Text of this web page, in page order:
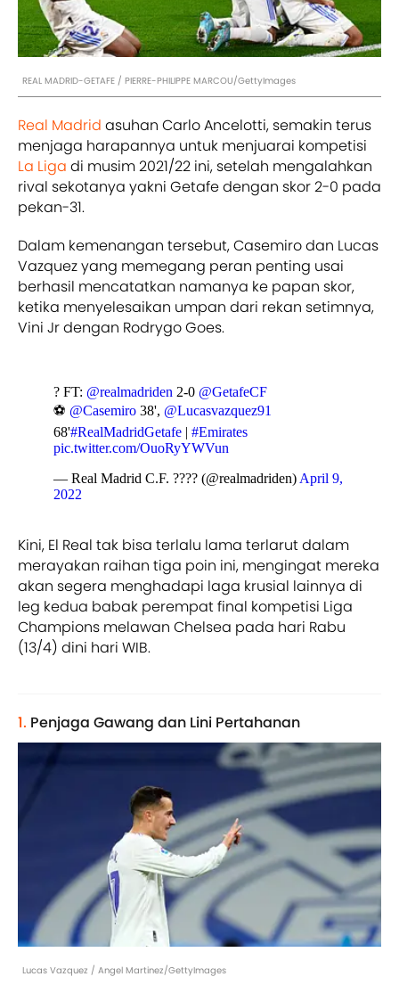
REAL MADRID-GETAFE / PIERRE-PHILIPPE MARCOU/GettyImages
Real Madrid asuhan Carlo Ancelotti, semakin terus
menjaga harapannya untuk menjuarai kompetisi
La Liga di musim 2021/22 ini, setelah mengalahkan
rival sekotanya yakni Getafe dengan skor 2-0 pada
pekan-31.
Dalam kemenangan tersebut, Casemiro dan Lucas
Vazquez yang memegang peran penting usai
berhasil mencatatkan namanya ke papan skor,
ketika menyelesaikan umpan dari rekan setimnya,
Vini Jr dengan Rodrygo Goes.
? FT: @realmadriden 2-0 @GetafeCF
⚽ @Casemiro 38', @Lucasvazquez91
68'#RealMadridGetafe | #Emirates
pic.twitter.com/OuoRyYWVun
— Real Madrid C.F. ???? (@realmadriden) April 9,
2022
Kini, El Real tak bisa terlalu lama terlarut dalam
merayakan raihan tiga poin ini, mengingat mereka
akan segera menghadapi laga krusial lainnya di
leg kedua babak perempat final kompetisi Liga
Champions melawan Chelsea pada hari Rabu
(13/4) dini hari WIB.
1. Penjaga Gawang dan Lini Pertahanan
Lucas Vazquez / Angel Martinez/GettyImages